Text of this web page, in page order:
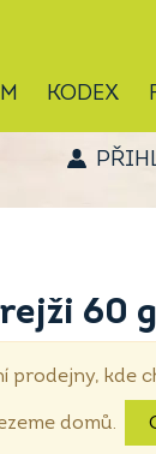
KODEX
60 g
prodejny, kde
domů.